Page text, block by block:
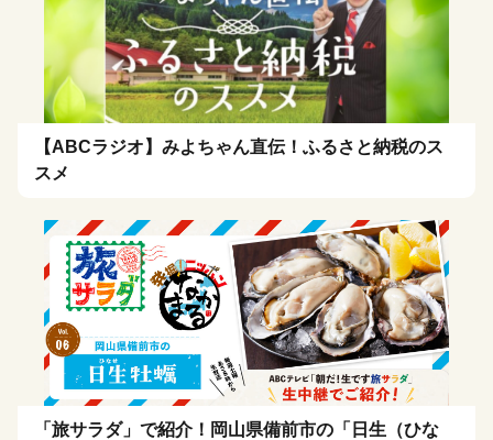
【ABCラジオ】みよちゃん直伝！ふるさと納税のス
スメ
「旅サラダ」で紹介！岡山県備前市の「日生（ひな